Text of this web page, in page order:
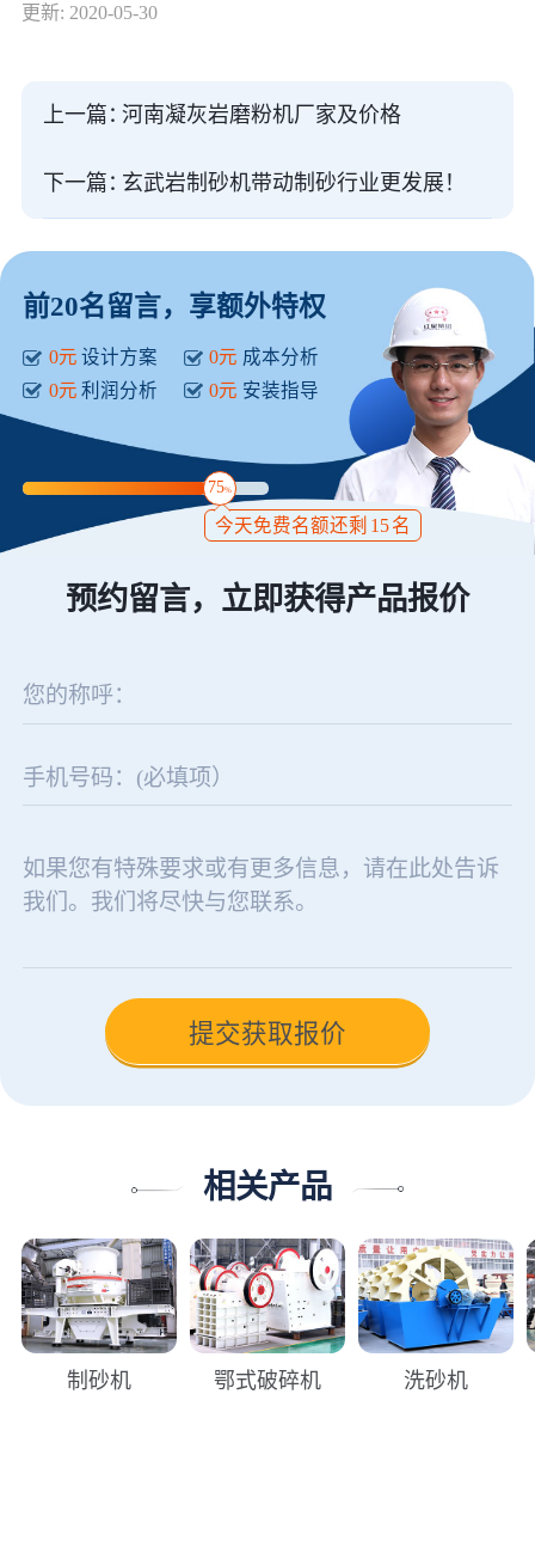
更新: 2020-05-30
上一篇：河南凝灰岩磨粉机厂家及价格
下一篇：玄武岩制砂机带动制砂行业更发展！
前20名留言，享额外特权
0元 设计方案 0元 成本分析
0元 利润分析 0元 安装指导
75%
今天免费名额还剩 15名
预约留言，立即获得产品报价
相关产品
制砂机 鄂式破碎机 洗砂机